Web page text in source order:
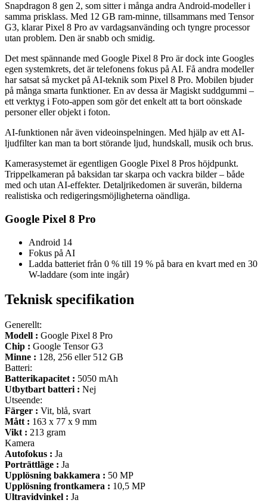
Snapdragon 8 gen 2, som sitter i många andra Android-modeller i
samma prisklass. Med 12 GB ram-minne, tillsammans med Tensor
G3, klarar Pixel 8 Pro av vardagsanvänding och tyngre processor
utan problem. Den är snabb och smidig.
Det mest spännande med Google Pixel 8 Pro är dock inte Googles
egen systemkrets, det är telefonens fokus på AI. Få andra modeller
har satsat så mycket på AI-teknik som Pixel 8 Pro. Mobilen bjuder
på många smarta funktioner. En av dessa är Magiskt suddgummi –
ett verktyg i Foto-appen som gör det enkelt att ta bort oönskade
personer eller objekt i foton.
AI-funktionen når även videoinspelningen. Med hjälp av ett AI-
ljudfilter kan man ta bort störande ljud, hundskall, musik och brus.
Kamerasystemet är egentligen Google Pixel 8 Pros höjdpunkt.
Trippelkameran på baksidan tar skarpa och vackra bilder – både
med och utan AI-effekter. Detaljrikedomen är suverän, bilderna
realistiska och redigeringsmöjligheterna oändliga.
Google Pixel 8 Pro
Android 14
Fokus på AI
Ladda batteriet från 0 % till 19 % på bara en kvart med en 30
W-laddare (som inte ingår)
Teknisk specifikation
Generellt:
Modell : Google Pixel 8 Pro
Chip : Google Tensor G3
Minne : 128, 256 eller 512 GB
Batteri:
Batterikapacitet : 5050 mAh
Utbytbart batteri : Nej
Utseende:
Färger : Vit, blå, svart
Mått : 163 x 77 x 9 mm
Vikt : 213 gram
Kamera
Autofokus : Ja
Porträttläge : Ja
Upplösning bakkamera : 50 MP
Upplösning frontkamera : 10,5 MP
Ultravidvinkel : Ja